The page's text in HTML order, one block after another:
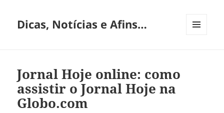
Dicas, Notícias e Afins…
Jornal Hoje online: como
assistir o Jornal Hoje na
Globo.com